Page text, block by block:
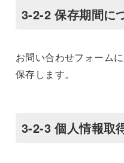
3-2-2 保存期間に
お問い合わせフォーム
保存します。
3-2-3 個人情報取